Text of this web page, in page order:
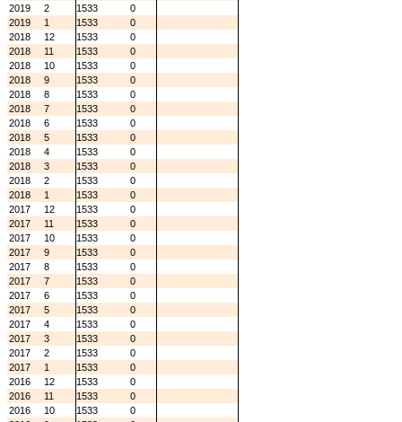
2019
2 1533
0
2019
1 1533
0
2018
12 1533
0
2018
11 1533
0
2018
10 1533
0
2018
9 1533
0
2018
8 1533
0
2018
7 1533
0
2018
6 1533
0
2018
5 1533
0
2018
4 1533
0
2018
3 1533
0
2018
2 1533
0
2018
1 1533
0
2017
12 1533
0
2017
11 1533
0
2017
10 1533
0
2017
9 1533
0
2017
8 1533
0
2017
7 1533
0
2017
6 1533
0
2017
5 1533
0
2017
4 1533
0
2017
3 1533
0
2017
2 1533
0
2017
1 1533
0
2016
12 1533
0
2016
11 1533
0
2016
10 1533
0